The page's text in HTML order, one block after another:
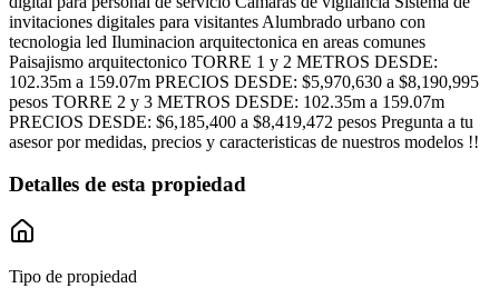
invitaciones digitales para visitantes Alumbrado urbano con
tecnologia led Iluminacion arquitectonica en areas comunes
Paisajismo arquitectonico TORRE 1 y 2 METROS DESDE:
102.35m a 159.07m PRECIOS DESDE: $5,970,630 a $8,190,995
pesos TORRE 2 y 3 METROS DESDE: 102.35m a 159.07m
PRECIOS DESDE: $6,185,400 a $8,419,472 pesos Pregunta a tu
asesor por medidas, precios y caracteristicas de nuestros modelos !!
Detalles de esta propiedad
Tipo de propiedad